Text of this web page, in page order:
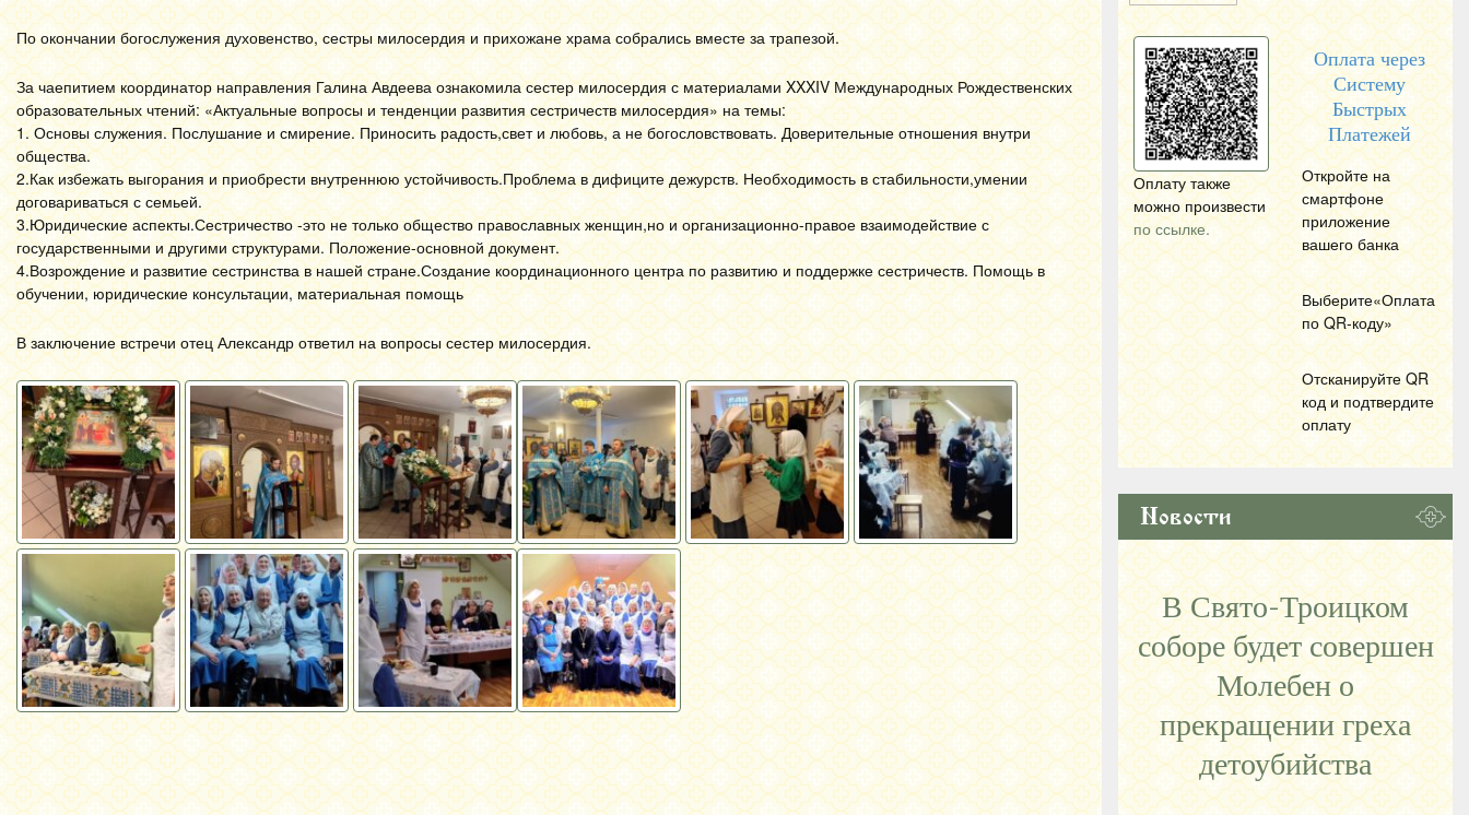
По окончании богослужения духовенство, сестры милосердия и прихожане храма собрались вместе за трапезой.
За чаепитием координатор направления Галина Авдеева ознакомила сестер милосердия с материалами XXXIV Международных Рождественских
образовательных чтений: «Актуальные вопросы и тенденции развития сестричеств милосердия» на темы:
1. Основы служения. Послушание и смирение. Приносить радость,свет и любовь, а не богословствовать. Доверительные отношения внутри
общества.
2.Как избежать выгорания и приобрести внутреннюю устойчивость.Проблема в дифиците дежурств. Необходимость в стабильности,умении
договариваться с семьей.
3.Юридические аспекты.Сестричество -это не только общество православных женщин,но и организационно-правое взаимодействие с
государственными и другими структурами. Положение-основной документ.
4.Возрождение и развитие сестринства в нашей стране.Создание координационного центра по развитию и поддержке сестричеств. Помощь в
обучении, юридические консультации, материальная помощь
В заключение встречи отец Александр ответил на вопросы сестер милосердия.
Оплату также
можно произвести
по ссылке.
Оплата через
Систему
Быстрых
Платежей
Откройте на
смартфоне
приложение
вашего банка
Выберите«Оплата
по QR-коду»
Отсканируйте QR
код и подтвердите
оплату
Новости
В Свято-Троицком
соборе будет совершен
Молебен о
прекращении греха
детоубийства